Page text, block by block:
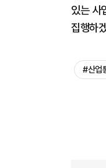
있는 사
집행하
#산업